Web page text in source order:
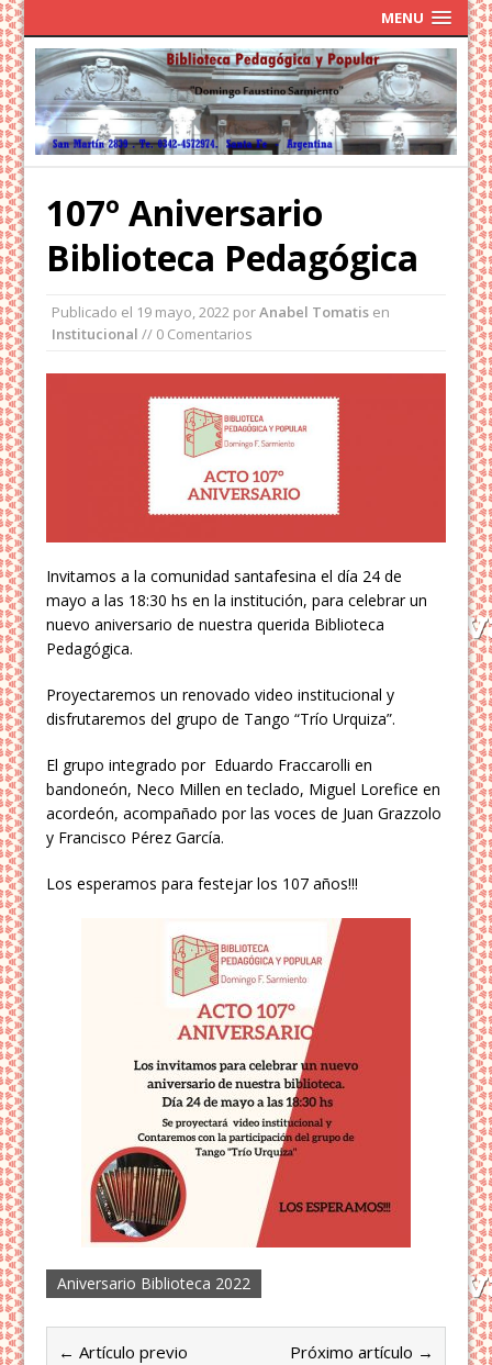
MENU
107º Aniversario
Biblioteca Pedagógica
Publicado el 19 mayo, 2022 porAnabel Tomatis en
Institucional // 0 Comentarios
Invitamos a la comunidad santafesina el día 24 de
mayo a las 18:30 hs en la institución, para celebrar un
nuevo aniversario de nuestra querida Biblioteca
Pedagógica.
Proyectaremos un renovado video institucional y
disfrutaremos del grupo de Tango “Trío Urquiza”.
El grupo integrado por Eduardo Fraccarolli en
bandoneón, Neco Millen en teclado, Miguel Lorefice en
acordeón, acompañado por las voces de Juan Grazzolo
y Francisco Pérez García.
Los esperamos para festejar los 107 años!!!
Aniversario Biblioteca 2022
← Artículo previo Próximo artículo →